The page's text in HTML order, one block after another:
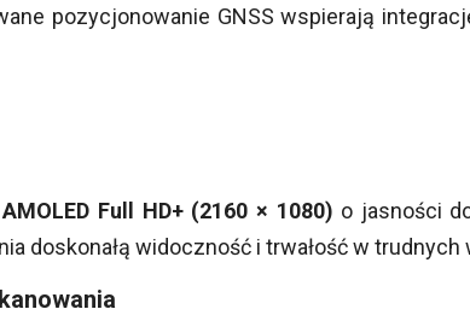
pozycjonowanie GNSS wspierają
Full HD+ (2160 × 1080) o jasności
doskonałą widoczność i trwałość w trudnych